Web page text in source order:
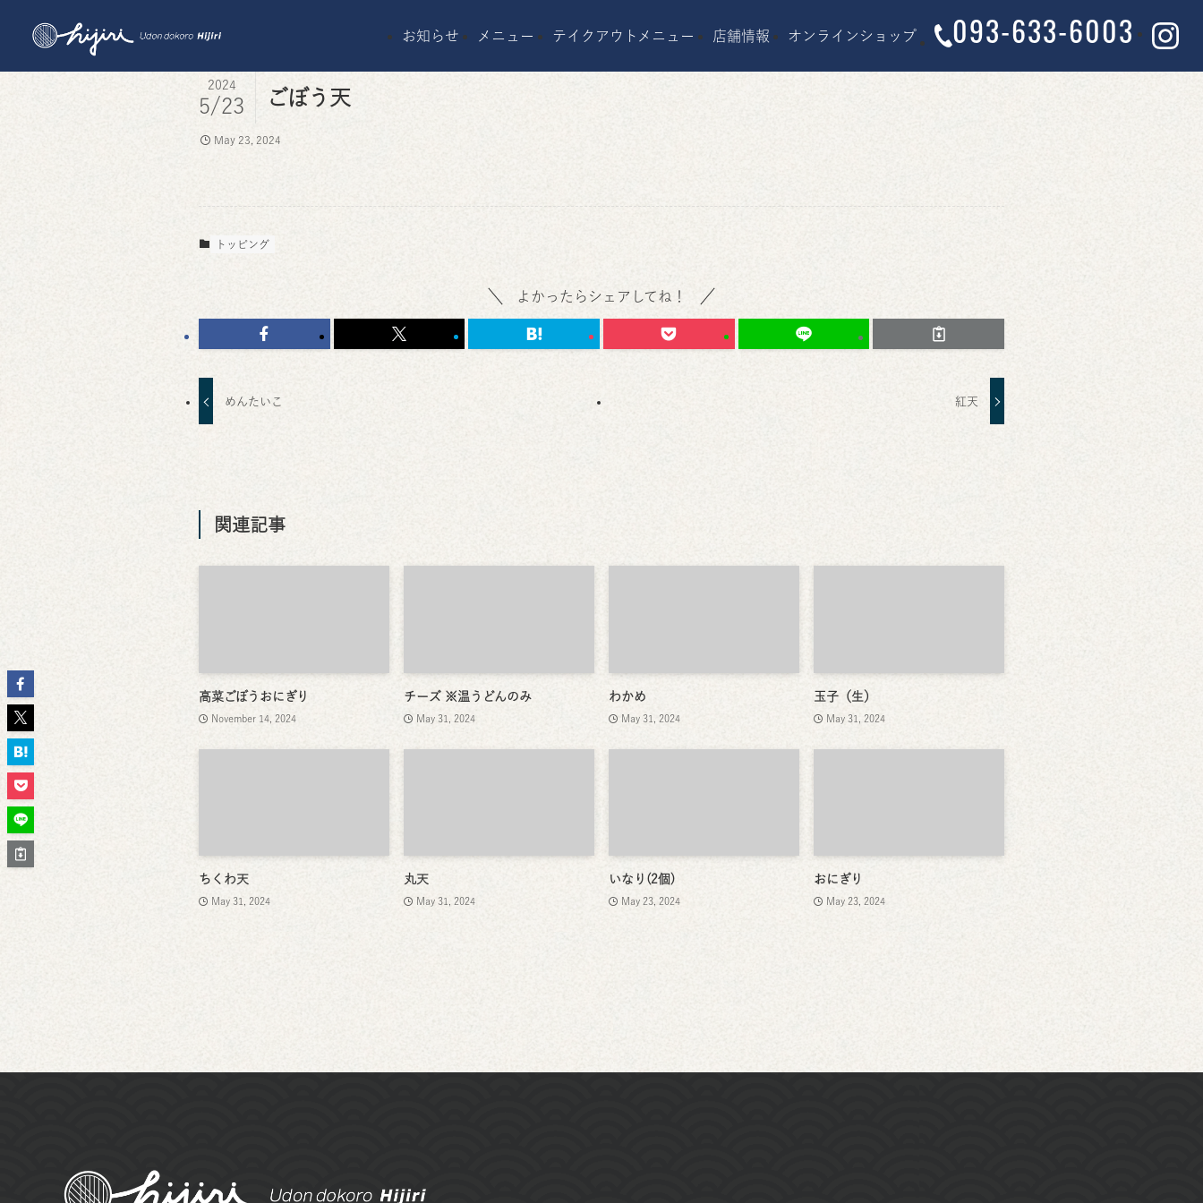
お知らせ メニュー テイクアウトメニュー 店舗情報 オンラインショップ 093-633-6003
ごぼう天
2024
5/23
May 23, 2024
トッピング
よかったらシェアしてね！
めんたいこ 紅天
関連記事
高菜ごぼうおにぎり
November 14, 2024
チーズ ※温うどんのみ
May 31, 2024
わかめ
May 31, 2024
玉子（生）
May 31, 2024
ちくわ天
May 31, 2024
丸天
May 31, 2024
いなり(2個)
May 23, 2024
おにぎり
May 23, 2024